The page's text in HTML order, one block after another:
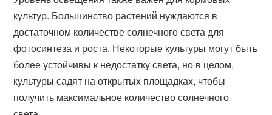
культур. Большинство растений нуждаются в
достаточном количестве солнечного света для
фотосинтеза и роста. Некоторые культуры могут быть
более устойчивы к недостатку света, но в целом,
культуры садят на открытых площадках, чтобы
получить максимальное количество солнечного